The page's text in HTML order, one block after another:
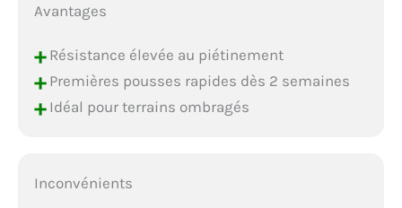
Avantages
+Résistance élevée au piétinement
+Premières pousses rapides dès 2 semaines
+Idéal pour terrains ombragés
Inconvénients